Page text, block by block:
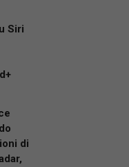
Siri
di